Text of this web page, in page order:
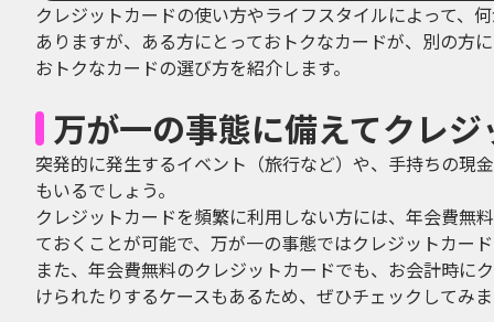
クレジットカードの使い方やライフスタイルによって、
ありますが、ある方にとっておトクなカードが、別の方
おトクなカードの選び方を紹介します。
万が一の事態に備えてクレ
突発的に発生するイベント（旅行など）や、手持ちの現
もいるでしょう。
クレジットカードを頻繁に利用しない方には、年会費無
ておくことが可能で、万が一の事態ではクレジットカー
また、年会費無料のクレジットカードでも、お会計時に
けられたりするケースもあるため、ぜひチェックしてみ